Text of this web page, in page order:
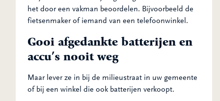
het door een vakman beoordelen. Bijvoorbeeld de
fietsenmaker of iemand van een telefoonwinkel.
Gooi afgedankte batterijen en
accu’s nooit weg
Maar lever ze in bij de milieustraat in uw gemeente
of bij een winkel die ook batterijen verkoopt.